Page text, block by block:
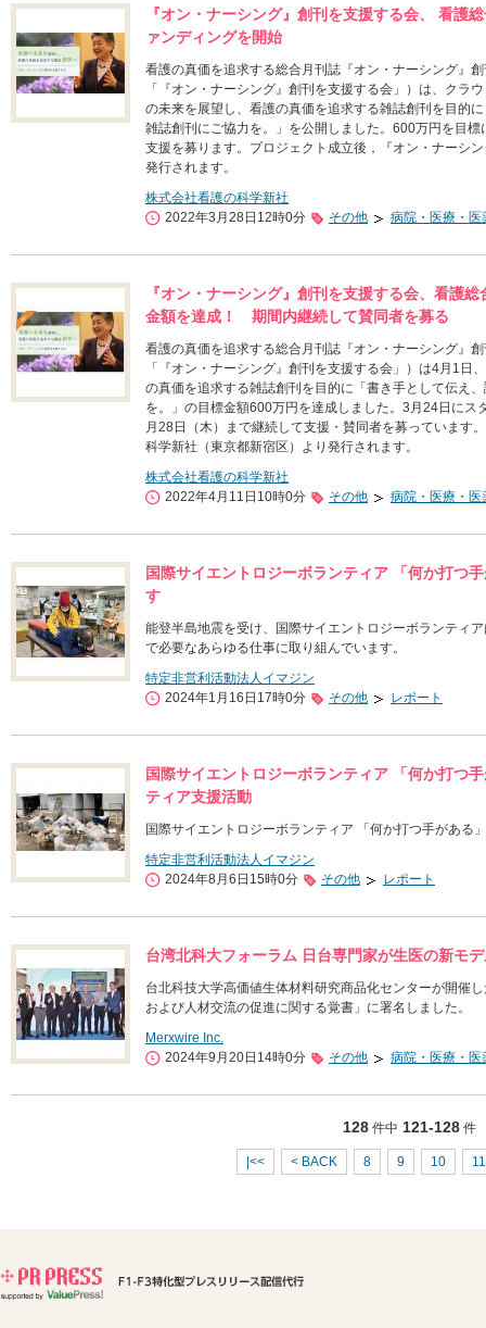
『オン・ナーシング』創刊を支援する会、 看護
ァンディングを開始
看護の真価を追求する総合月刊誌『オン・ナーシング』
「『オン・ナーシング』創刊を支援する会」）は、クラ
の未来を展望し、看護の真価を追求する雑誌創刊を目的
雑誌創刊にご協力を。」を公開しました。600万円を目
支援を募ります。プロジェクト成立後，『オン・ナーシ
発行されます。
株式会社看護の科学新社
2022年3月28日12時0分
その他 病院・医療・医
『オン・ナーシング』創刊を支援する会、看護
金額を達成！ 期間内継続して賛同者を募る
看護の真価を追求する総合月刊誌『オン・ナーシング』
「『オン・ナーシング』創刊を支援する会」）は4月1
の真価を追求する雑誌創刊を目的に「書き手として伝え
を。」の目標金額600万円を達成しました。3月24日に
月28日（木）まで継続して支援・賛同者を募っています
科学新社（東京都新宿区）より発行されます。
株式会社看護の科学新社
2022年4月11日10時0分
その他 病院・医療・医
国際サイエントロジーボランティア 「何か打つ
す
能登半島地震を受け、国際サイエントロジーボランティ
で必要なあらゆる仕事に取り組んでいます。
特定非営利活動法人イマジン
2024年1月16日17時0分
その他 レポート
国際サイエントロジーボランティア 「何か打つ
ティア支援活動
国際サイエントロジーボランティア 「何か打つ手があ
特定非営利活動法人イマジン
2024年8月6日15時0分
その他 レポート
台湾北科大フォーラム 日台専門家が生医の新モ
台北科技大学高価値生体材料研究商品化センターが開催
および人材交流の促進に関する覚書」に署名しました。
Merxwire Inc.
2024年9月20日14時0分
その他 病院・医療・医
128件中 121-128件
|<< < BACK 8 9 10 11